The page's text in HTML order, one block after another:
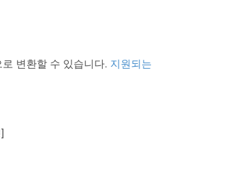
로 변환할 수 있습니다. 지원되는